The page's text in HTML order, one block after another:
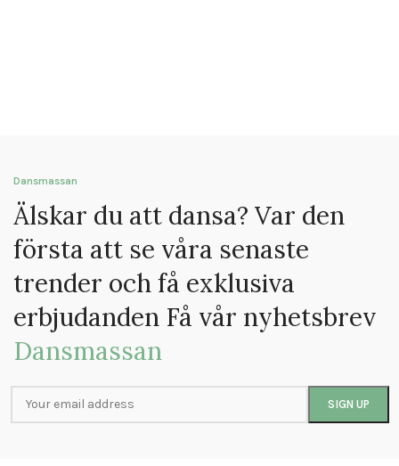
Dansmassan
Älskar du att dansa? Var den
första att se våra senaste
trender och få exklusiva
erbjudanden Få vår nyhetsbrev
Dansmassan